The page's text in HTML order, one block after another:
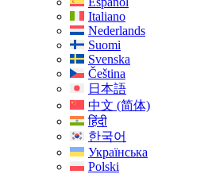
Italiano
Nederlands
Suomi
Svenska
Čeština
日本語
中文 (简体)
हिंदी
한국어
Українська
Polski